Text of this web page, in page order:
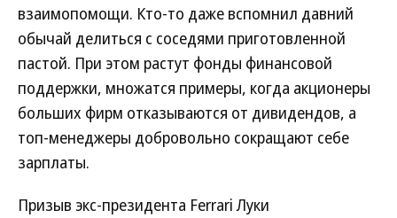
взаимопомощи. Кто-то даже вспомнил давний
обычай делиться с соседями приготовленной
пастой. При этом растут фонды финансовой
поддержки, множатся примеры, когда акционеры
больших фирм отказываются от дивидендов, а
топ-менеджеры добровольно сокращают себе
зарплаты.
Призыв экс-президента Ferrari Луки